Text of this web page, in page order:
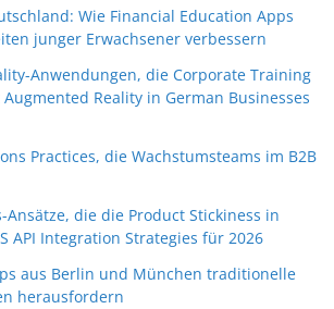
Wie Financial Education Apps
junger Erwachsener verbessern
Anwendungen, die Corporate Training
Reality in German Businesses
Practices, die Wachstumsteams im B2B
Ansätze, die die Product Stickiness in
API Integration Strategies für 2026
aus Berlin und München traditionelle
herausfordern